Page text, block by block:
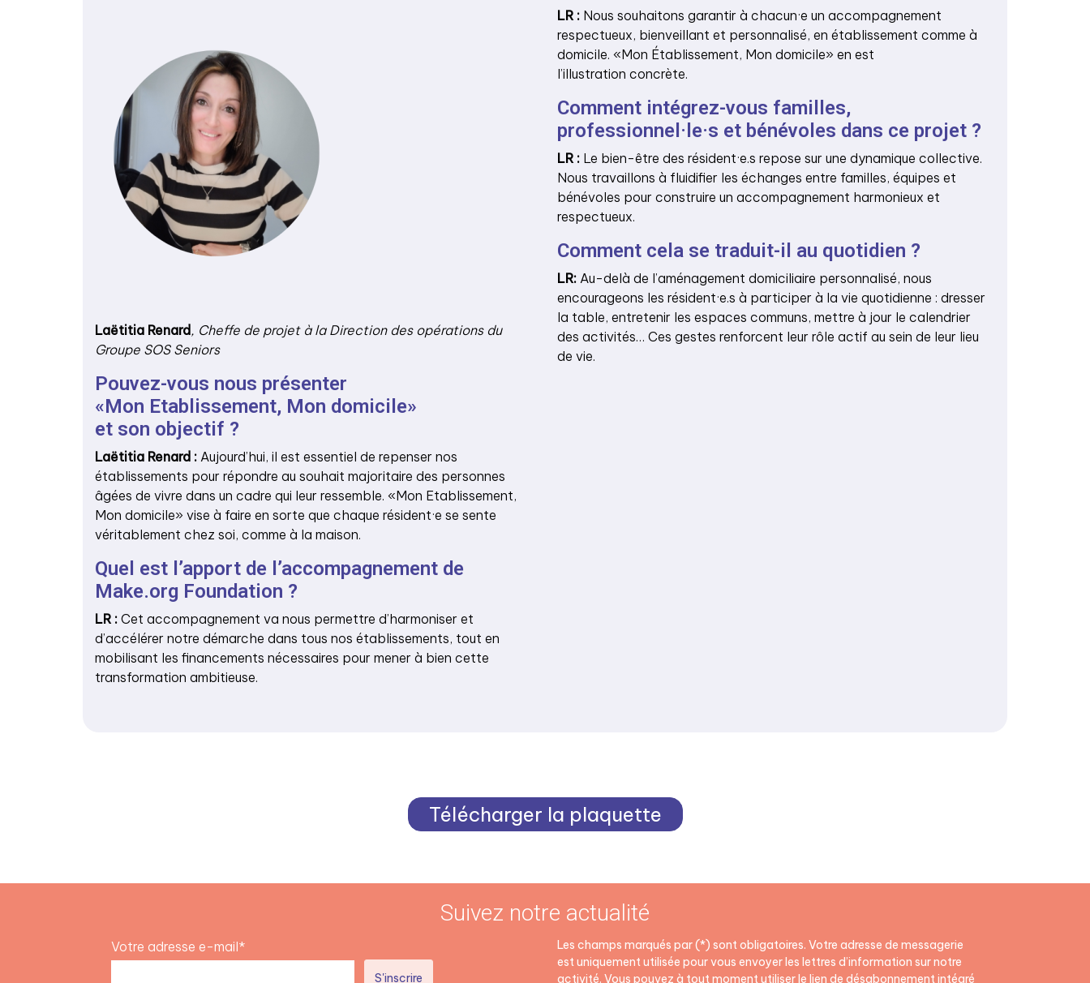
Laëtitia Renard, Cheffe de projet à la Direction des opérations du
Groupe SOS Seniors
Pouvez-vous nous présenter
«Mon Etablissement, Mon domicile»
et son objectif ?
Laëtitia Renard : Aujourd’hui, il est essentiel de repenser nos
établissements pour répondre au souhait majoritaire des personnes
âgées de vivre dans un cadre qui leur ressemble. «Mon Etablissement,
Mon domicile» vise à faire en sorte que chaque résident·e se sente
véritablement chez soi, comme à la maison.
Quel est l’apport de l’accompagnement de
Make.org Foundation ?
LR : Cet accompagnement va nous permettre d’harmoniser et
d’accélérer notre démarche dans tous nos établissements, tout en
mobilisant les financements nécessaires pour mener à bien cette
transformation ambitieuse.
LR : Nous souhaitons garantir à chacun·e un accompagnement
respectueux, bienveillant et personnalisé, en établissement comme à
domicile. «Mon Établissement, Mon domicile» en est
l’illustration concrète.
Comment intégrez-vous familles,
professionnel·le·s et bénévoles dans ce projet ?
LR : Le bien-être des résident·e.s repose sur une dynamique collective.
Nous travaillons à fluidifier les échanges entre familles, équipes et
bénévoles pour construire un accompagnement harmonieux et
respectueux.
Comment cela se traduit-il au quotidien ?
LR: Au-delà de l’aménagement domiciliaire personnalisé, nous
encourageons les résident·e.s à participer à la vie quotidienne : dresser
la table, entretenir les espaces communs, mettre à jour le calendrier
des activités… Ces gestes renforcent leur rôle actif au sein de leur lieu
de vie.
Télécharger la plaquette
Suivez notre actualité
Votre adresse e-mail*
Les champs marqués par (*) sont obligatoires. Votre adresse de messagerie
est uniquement utilisée pour vous envoyer les lettres d’information sur notre
activité. Vous pouvez à tout moment utiliser le lien de désabonnement intégré